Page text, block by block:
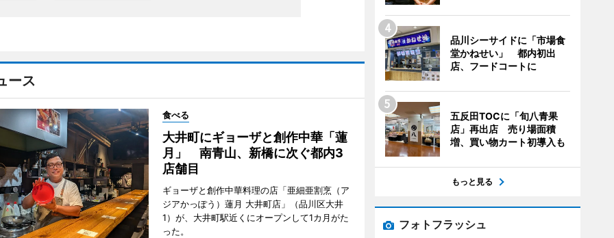
ース
食べる
大井町にギョーザと創作中華「蓮
月」 南青山、新橋に次ぐ都内3
店舗目
ギョーザと創作中華料理の店「亜細亜割烹（ア
ジアかっぽう）蓮月 大井町店」（品川区大井
1）が、大井町駅近くにオープンして1カ月がた
った。
品川シーサイドに「市場食
堂かねせい」 都内初出
店、フードコートに
五反田TOCに「旬八青果
店」再出店 売り場面積
増、買い物カート初導入も
もっと見る
フォトフラッシュ